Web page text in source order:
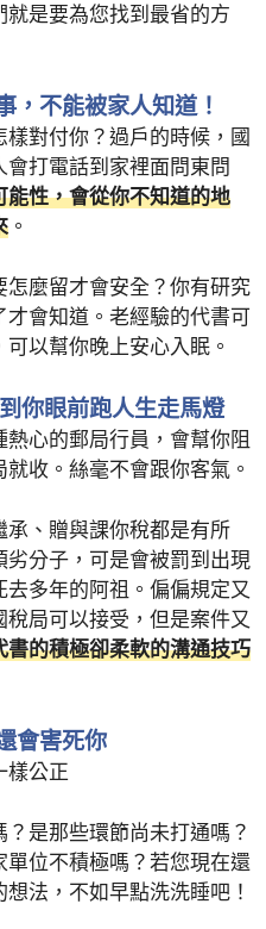
是要為您找到最省的方
，不能被家人知道！
對付你？過戶的時候，國
打電話到家裡面問東問
性，會從你不知道的地
。
麼留才會安全？你有研究
會知道。老經驗的代書可
以幫你晚上安心入眠。
你眼前跑人生走馬燈
心的郵局行員，會幫你阻
收。絲毫不會跟你客氣。
、贈與課你稅都是有所
分子，可是會被罰到出現
多年的阿祖。偏偏規定又
局可以接受，但是案件又
書的積極卻柔軟的溝通技巧
會害死你
樣公正
是那些環節尚未打通嗎？
位不積極嗎？若您現在還
法，不如早點洗洗睡吧！